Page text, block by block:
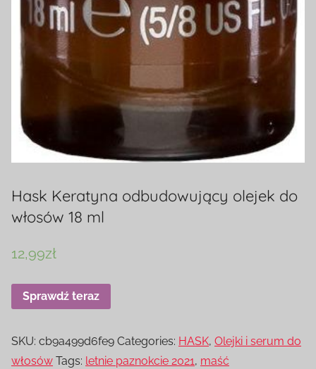
Hask Keratyna odbudowujący olejek do
włosów 18 ml
12,99zł
Sprawdź teraz
SKU: cb9a499d6fe9 Categories: HASK, Olejki i serum do
włosów Tags: letnie paznokcie 2021, maść